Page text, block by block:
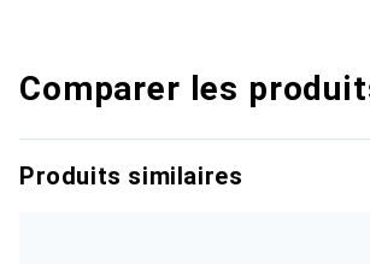
Comparer les
Produits similaires